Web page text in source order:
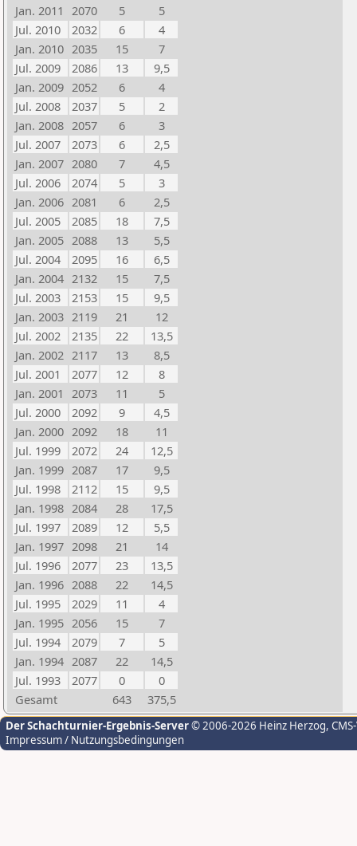
Jan. 2011 2070 5
5
Jul. 2010
2032 6
4
Jan. 2010 2035 15
7
Jul. 2009
2086 13
9,5
Jan. 2009 2052 6
4
Jul. 2008
2037 5
2
Jan. 2008 2057 6
3
Jul. 2007
2073 6
2,5
Jan. 2007 2080 7
4,5
Jul. 2006
2074 5
3
Jan. 2006 2081 6
2,5
Jul. 2005
2085 18
7,5
Jan. 2005 2088 13
5,5
Jul. 2004
2095 16
6,5
Jan. 2004 2132 15
7,5
Jul. 2003
2153 15
9,5
Jan. 2003 2119 21
12
Jul. 2002
2135 22
13,5
Jan. 2002 2117 13
8,5
Jul. 2001
2077 12
8
Jan. 2001 2073 11
5
Jul. 2000
2092 9
4,5
Jan. 2000 2092 18
11
Jul. 1999
2072 24
12,5
Jan. 1999 2087 17
9,5
Jul. 1998
2112 15
9,5
Jan. 1998 2084 28
17,5
Jul. 1997
2089 12
5,5
Jan. 1997 2098 21
14
Jul. 1996
2077 23
13,5
Jan. 1996 2088 22
14,5
Jul. 1995
2029 11
4
Jan. 1995 2056 15
7
Jul. 1994
2079 7
5
Jan. 1994 2087 22
14,5
Jul. 1993
2077 0
0
Gesamt
643 375,5
Der Schachturnier-Ergebnis-Server© 2006-2026 Heinz Herzog,
Impressum / Nutzungsbedingungen